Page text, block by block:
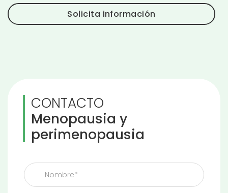
Solicita información
CONTACTO
Menopausia y
perimenopausia
FORMULARIO
CITA